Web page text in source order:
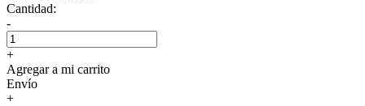
Cantidad:
-
+
Agregar a mi carrito
Envío
+